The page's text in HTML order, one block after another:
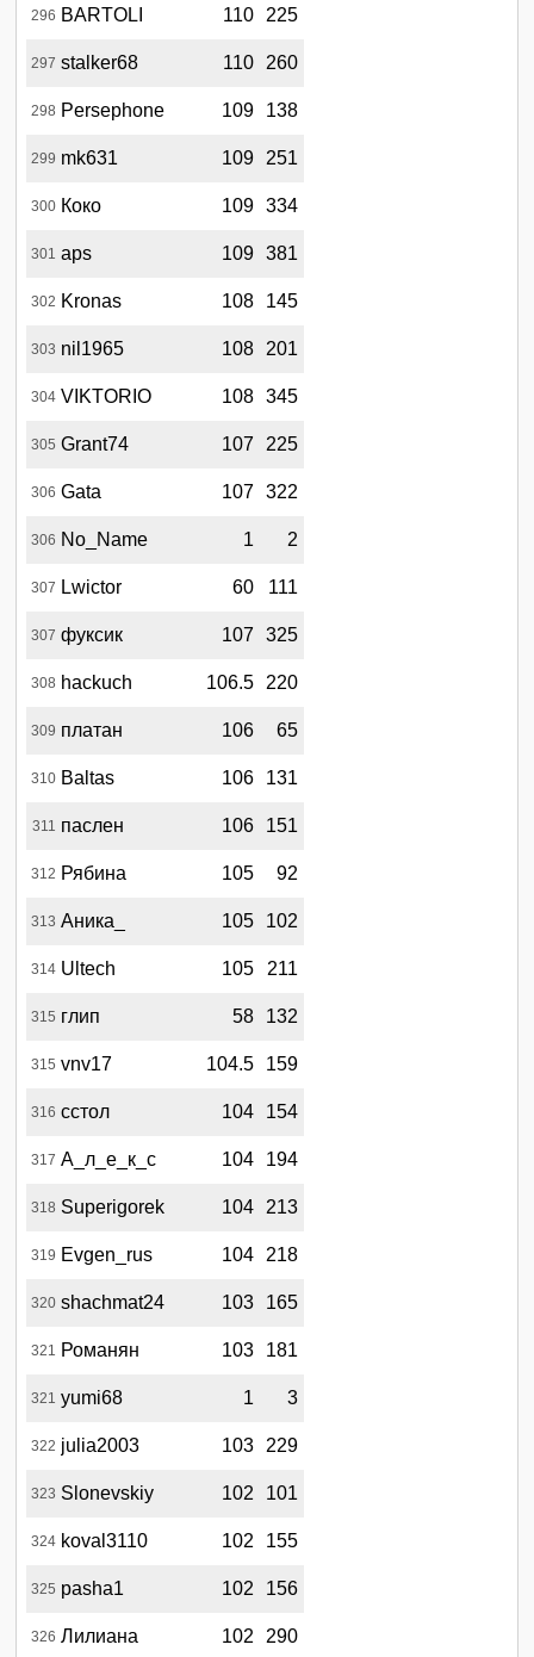
296 BARTOLI 110 225
297 stalker68 110 260
298 Persephone 109 138
299 mk631 109 251
300 Коко 109 334
301 aps 109 381
302 Kronas 108 145
303 nil1965 108 201
304 VIKTORIO 108 345
305 Grant74 107 225
306 Gata 107 322
306 No_Name 1 2
307 Lwictor 60 111
307 фуксик 107 325
308 hackuch 106.5 220
309 платан 106 65
310 Baltas 106 131
311 паслен 106 151
312 Рябина 105 92
313 Аника_ 105 102
314 Ultech 105 211
315 глип 58 132
315 vnv17 104.5 159
316 сстол 104 154
317 А_л_е_к_с 104 194
318 Superigorek 104 213
319 Evgen_rus 104 218
320 shachmat24 103 165
321 Романян 103 181
321 yumi68 1 3
322 julia2003 103 229
323 Slonevskiy 102 101
324 koval3110 102 155
325 pasha1 102 156
326 Лилиана 102 290